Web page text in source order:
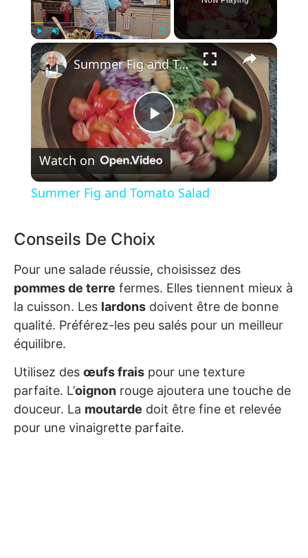
Play Unmute Fullscreen ×
Play Video
Summer Fig and Tomato Salad
Watch on
Summer Fig and Tomato Salad
Conseils De Choix
Pour une salade réussie, choisissez des
pommes de terre fermes. Elles tiennent mieux à
la cuisson. Les lardons doivent être de bonne
qualité. Préférez-les peu salés pour un meilleur
équilibre.
Utilisez des œufs frais pour une texture
parfaite. L’oignon rouge ajoutera une touche de
douceur. La moutarde doit être fine et relevée
pour une vinaigrette parfaite.